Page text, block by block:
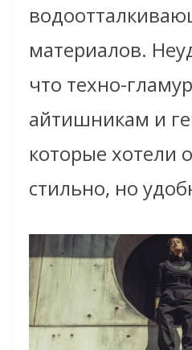
материалов.
что техно-
айтишникам и
которые хотели
стильно, но